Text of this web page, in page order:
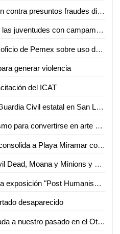
SSPC fortalece la prevención contra presuntos fraudes digitales
SSPC impulsa desarrollo de las juventudes con campamento de verano 2026
Alcalde de Tamuín confirma oficio de Pemex sobre uso de explosivos para actividades petroleras
generar violencia
del ICAT
Refuerzan operativos de la Guardia Civil estatal en San Luis Potosí
El grafiti dejó de ser vandalismo para convertirse en arte urbano
Erasmo González Robledo consolida a Playa Miramar como referente nacional e internacional con el izamiento Blue Flag 2026-2027
Verano cineteca presenta Evil Dead, Moana y Minions y monstruos
Invitan a la inauguración de la exposición "Post Humanism" eros y thanatos, de Ennio Castellano
desaparecido
Presentarán el libro una mirada a nuestro pasado en el Othoniano